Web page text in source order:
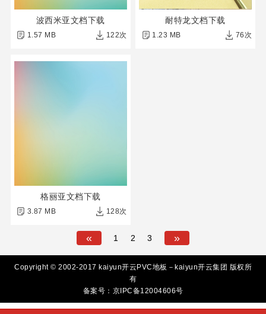
波西米亚文档下载
1.57 MB 122次
耐特龙文档下载
1.23 MB 76次
格丽亚文档下载
3.87 MB 128次
« 1 2 3 »
Copyright © 2002-2017 kaiyun开云PVC地板－kaiyun开云集团 版权所
有
备案号：京IPC备12004606号